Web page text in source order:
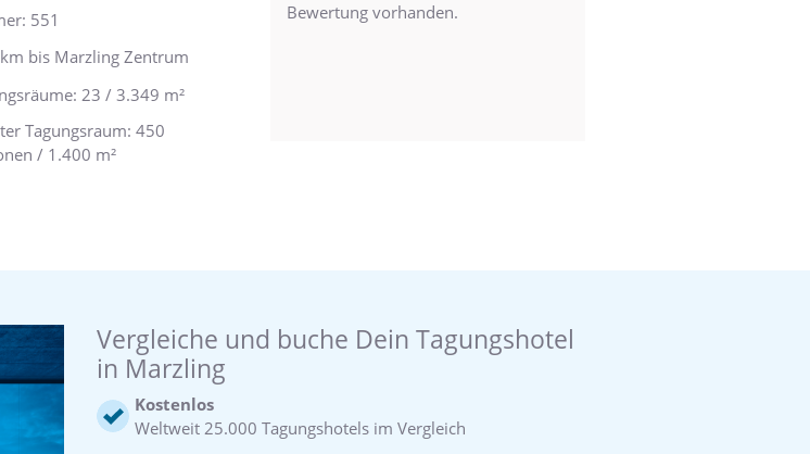
551
bis Marzling Zentrum
23 / 3.349 m²
Tagungsraum: 450
/ 1.400 m²
Bewertung vorhanden.
Vergleiche und buche Dein Tagungshotel
in Marzling
Kostenlos
Weltweit 25.000 Tagungshotels im Vergleich